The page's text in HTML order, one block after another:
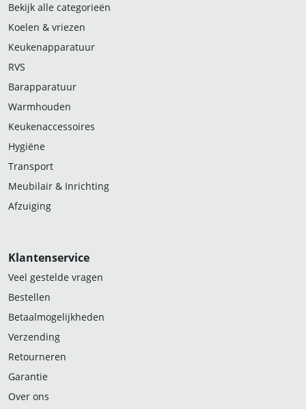
Bekijk alle categorieën
Koelen & vriezen
Keukenapparatuur
RVS
Barapparatuur
Warmhouden
Keukenaccessoires
Hygiëne
Transport
Meubilair & Inrichting
Afzuiging
Klantenservice
Veel gestelde vragen
Bestellen
Betaalmogelijkheden
Verzending
Retourneren
Garantie
Over ons